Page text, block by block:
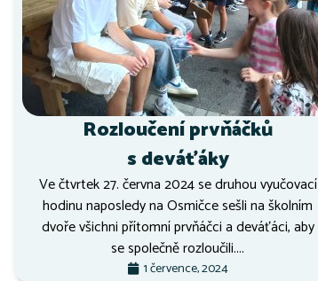
Rozloučení prvňáčků
s deváťáky
Ve čtvrtek 27. června 2024 se druhou vyučovací
hodinu naposledy na Osmičce sešli na školním
dvoře všichni přítomní prvňáčci a deváťáci, aby
se společně rozloučili....
1 července, 2024